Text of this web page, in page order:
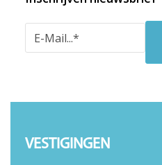
VESTIGINGEN